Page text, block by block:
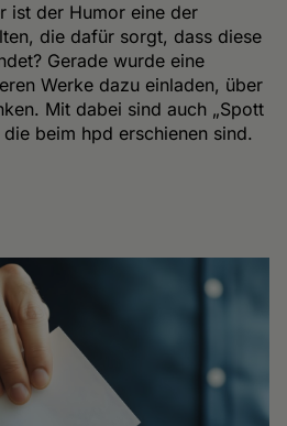
ist der Humor eine der
die dafür sorgt, dass diese
Gerade wurde eine
Werke dazu einladen, über
Mit dabei sind auch „Spott
beim hpd erschienen sind.